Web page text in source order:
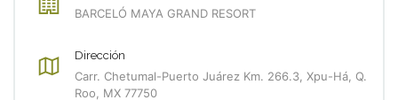
BARCELÓ MAYA GRAND RESORT
Dirección
Carr. Chetumal-Puerto Juárez Km. 266.3, Xpu-Há, Q.
Roo, MX 77750